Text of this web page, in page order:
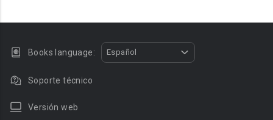
Books language: Español
Soporte técnico
Versión web